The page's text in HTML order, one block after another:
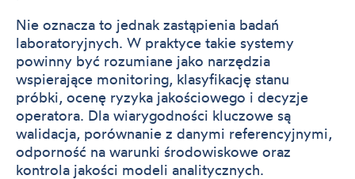
Nie oznacza to jednak zastąpienia badań
laboratoryjnych. W praktyce takie systemy
powinny być rozumiane jako narzędzia
wspierające monitoring, klasyfikację stanu
próbki, ocenę ryzyka jakościowego i decyzje
operatora. Dla wiarygodności kluczowe są
walidacja, porównanie z danymi referencyjnymi,
odporność na warunki środowiskowe oraz
kontrola jakości modeli analitycznych.